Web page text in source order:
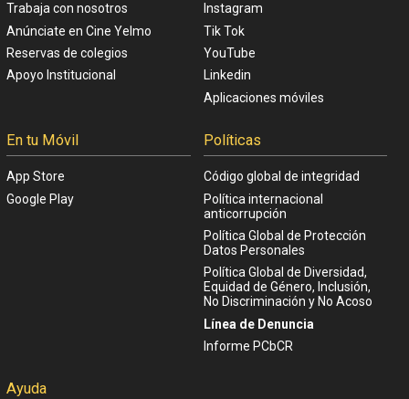
Trabaja con nosotros
Anúnciate en Cine Yelmo
Reservas de colegios
Apoyo Institucional
Instagram
Tik Tok
YouTube
Linkedin
Aplicaciones móviles
En tu Móvil
App Store
Google Play
Políticas
Código global de integridad
Política internacional
anticorrupción
Política Global de Protección
Datos Personales
Política Global de Diversidad,
Equidad de Género, Inclusión,
No Discriminación y No Acoso
Línea de Denuncia
Informe PCbCR
Ayuda